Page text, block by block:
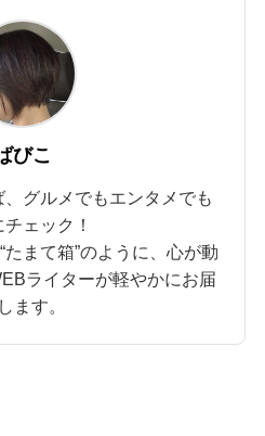
びこ
グルメでもエンタメでも
ェック！
まて箱”のように、心が動
ライターが軽やかにお届
ます。